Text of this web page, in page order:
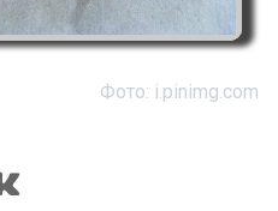
Фото: i.pinimg.com